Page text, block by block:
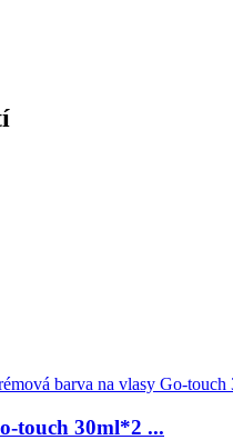
touch 30ml*2 ...